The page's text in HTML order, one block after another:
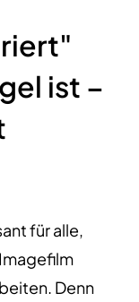
ist –
für alle,
Denn